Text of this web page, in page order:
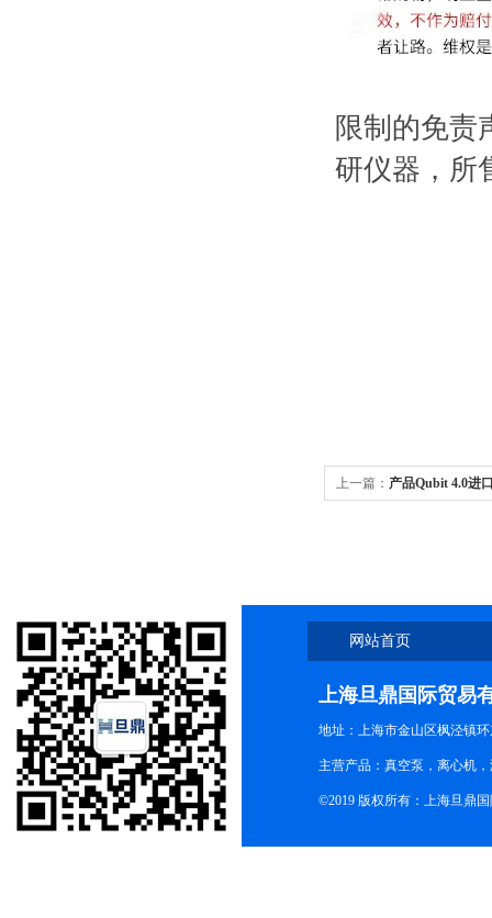
限制的免责
研仪器，所
上一篇： 产品Qubit 4.0进
网站首页
上海旦鼎国际贸易
地址：上海市金山区枫泾镇
主营产品：真空泵，离心机
©2019 版权所有：上海旦鼎